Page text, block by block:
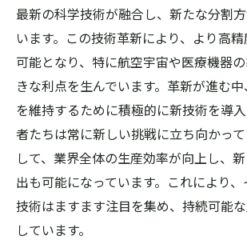
最新の科学技術が融合し、新たな分割
います。この技術革新により、より高
可能となり、特に航空宇宙や医療機器
きな利点を生んでいます。革新が進む
を維持するために積極的に新技術を導
者たちは常に新しい挑戦に立ち向かっ
して、業界全体の生産効率が向上し、
出も可能になっています。これにより
技術はますます注目を集め、持続可能
しています。